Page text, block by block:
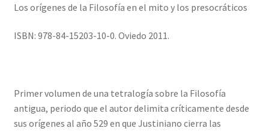
Los orígenes de la Filosofía en el mito y los presocráticos
ISBN: 978-84-15203-10-0. Oviedo 2011.
Primer volumen de una tetralogía sobre la Filosofía
antigua, periodo que el autor delimita críticamente desde
sus orígenes al año 529 en que Justiniano cierra las